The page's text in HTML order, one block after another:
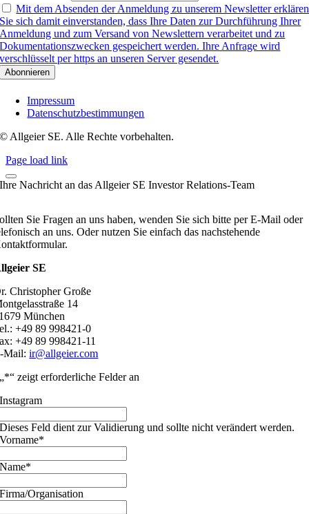
Mit dem Absenden der Anmeldung zu unserem Newsletter erklären
Sie sich damit einverstanden, dass Ihre Daten zur Durchführung Ihrer
Anmeldung und zum Versand von Newslettern verarbeitet und zu
Dokumentationszwecken gespeichert werden. Ihre Anfrage wird
verschlüsselt per https an unseren Server gesendet.
Impressum
Datenschutzbestimmungen
© Allgeier SE. Alle Rechte vorbehalten.
Page load link
Ihre Nachricht an das Allgeier SE Investor Relations-Team
Sie Fragen an uns haben, wenden Sie sich bitte per E-Mail oder
an uns. Oder nutzen Sie einfach das nachstehende
SE
Christopher Große
14
München
+49 89 998421-0
+49 89 998421-11
Mail:ir@allgeier.com
„*“ zeigt erforderliche Felder an
Instagram
Dieses Feld dient zur Validierung und sollte nicht verändert werden.
Vorname*
Name*
Firma/Organisation